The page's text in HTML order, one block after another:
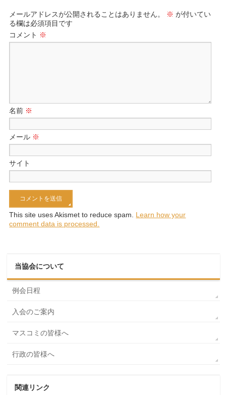
メールアドレスが公開されることはありません。 ※ が付いてい
る欄は必須項目です
コメント ※
名前 ※
メール ※
サイト
This site uses Akismet to reduce spam. Learn how your
comment data is processed.
当協会について
例会日程
入会のご案内
マスコミの皆様へ
行政の皆様へ
関連リンク